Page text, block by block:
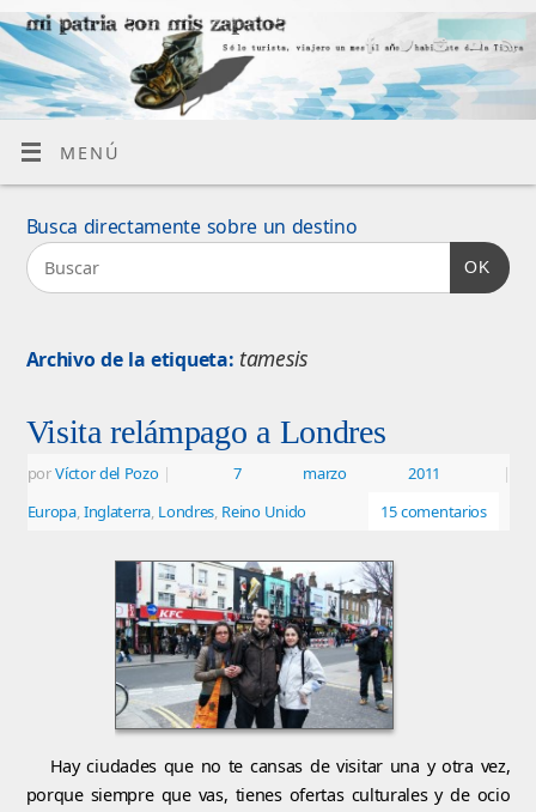
MENÚ
Busca directamente sobre un destino
OK
Archivo de la etiqueta: tamesis
Visita relámpago a Londres
porVíctor del Pozo | 7 marzo 2011
|
Europa,Inglaterra, Londres Reino Unido 15 comentarios
Hay ciudades que no te cansas de visitar una y otra vez,
porque siempre que vas, tienes ofertas culturales y de ocio